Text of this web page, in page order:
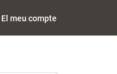
El meu compte